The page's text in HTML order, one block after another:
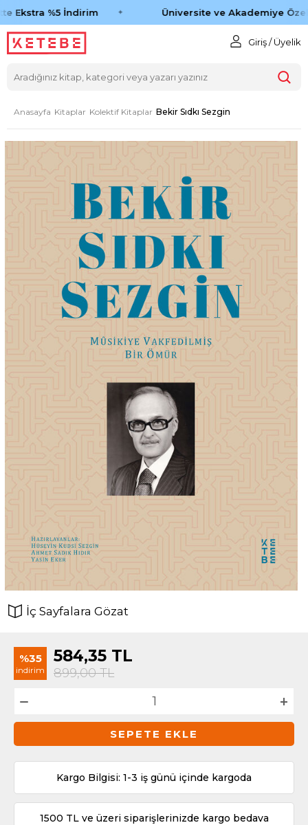
Ekstra %5 İndirim Üniversite ve Akademiye Özel
Giriş / Üyelik
Anasayfa Kitaplar Kolektif Kitaplar Bekir Sıdkı Sezgin
İç Sayfalara Gözat
%35
indirim
584,35 TL
899,00TL
SEPETE EKLE
Kargo Bilgisi: 1-3 iş günü içinde kargoda
1500 TL ve üzeri siparişlerinizde kargo bedava